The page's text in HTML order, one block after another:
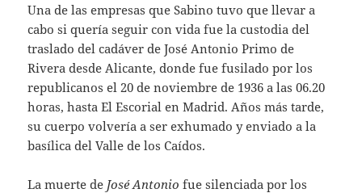
Una de las empresas que Sabino tuvo que llevar a
cabo si quería seguir con vida fue la custodia del
traslado del cadáver de José Antonio Primo de
Rivera desde Alicante, donde fue fusilado por los
republicanos el 20 de noviembre de 1936 a las 06.20
horas, hasta El Escorial en Madrid. Años más tarde,
su cuerpo volvería a ser exhumado y enviado a la
basílica del Valle de los Caídos.
La muerte de José Antonio fue silenciada por los